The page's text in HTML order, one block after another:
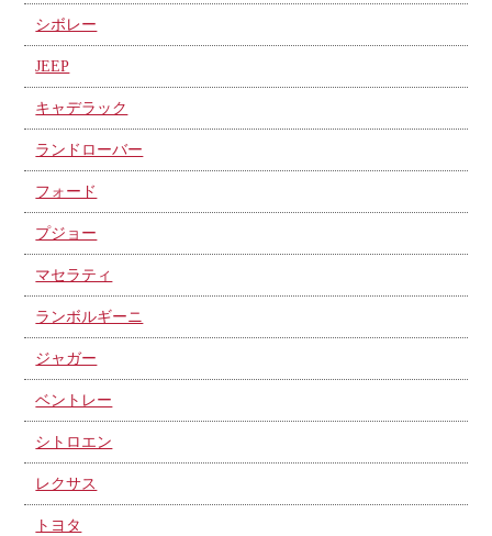
シボレー
JEEP
キャデラック
ランドローバー
フォード
プジョー
マセラティ
ランボルギーニ
ジャガー
ベントレー
シトロエン
レクサス
トヨタ